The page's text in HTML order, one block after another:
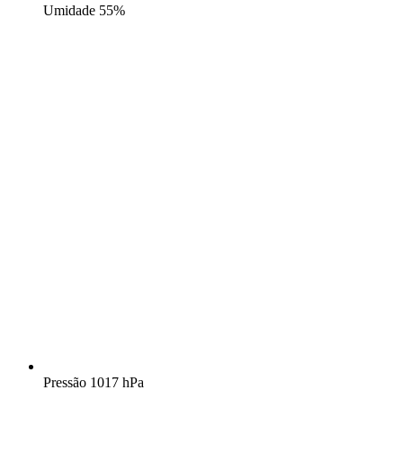
Umidade 55%
Pressão 1017 hPa